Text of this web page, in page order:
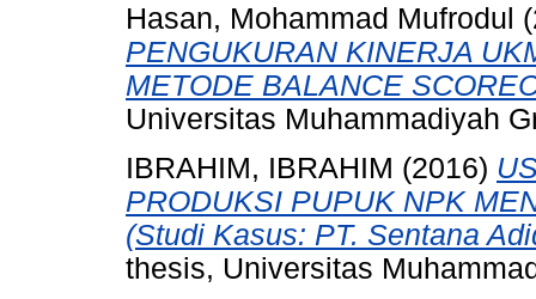
Hasan, Mohammad Mufrodul
PENGUKURAN KINERJA
METODE BALANCE
Universitas Muhammadiyah
IBRAHIM, IBRAHIM (2016)
PRODUKSI PUPUK NPK
(Studi Kasus: PT. Sentana
thesis, Universitas